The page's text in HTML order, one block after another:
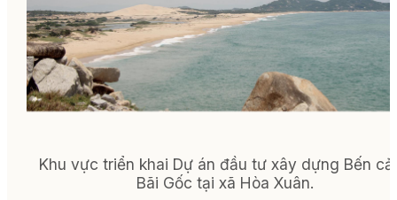
Khu vực triển khai Dự án đầu tư xây dựng Bến
Bãi Gốc tại xã Hòa Xuân.